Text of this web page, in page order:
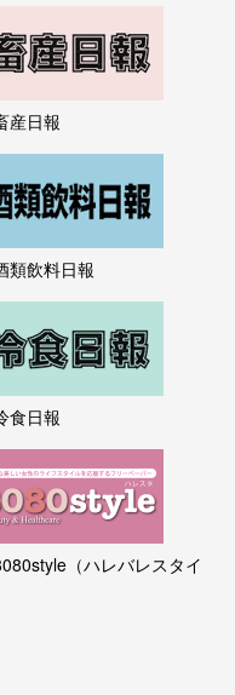
産日報
類飲料日報
食日報
（ハレバレスタイ